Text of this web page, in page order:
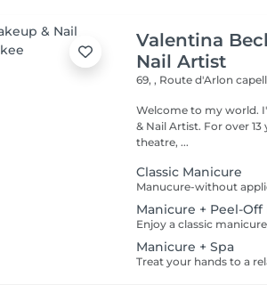
Valentina
Nail Artist
69, , Route d'Arlon
Welcome to my world. I'm Valentina Becker, a professional Makeup
& Nail Artist. For over 13 years, I have worked across film, television,
theatre, ...
Classic Manicure
Manicure + Peel-Off
Manicure + Spa